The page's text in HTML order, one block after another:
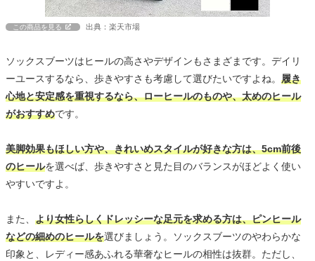
この商品を見る 出典：楽天市場
ソックスブーツはヒールの高さやデザインもさまざまです。デイリ
ーユースするなら、歩きやすさも考慮して選びたいですよね。 履き
心地と安定感を重視するなら、ローヒールのものや、太めのヒール
がおすすめです。
美脚効果もほしい方や、きれいめスタイルが好きな方は、5cm前後
のヒールを選べば、歩きやすさと見た目のバランスがほどよく使い
やすいですよ。
また、 より女性らしくドレッシーな足元を求める方は、ピンヒール
などの細めのヒールを選びましょう。ソックスブーツのやわらかな
印象と、レディー感あふれる華奢なヒールの相性は抜群。ただし、